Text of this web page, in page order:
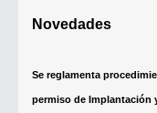
Novedades
Se reglamenta
permiso de Implantación